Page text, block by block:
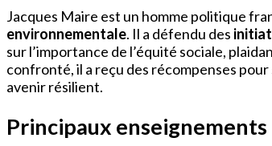
Jacques Maire est un homme politique
environnementale. Il a défendu des
sur l’importance de l’équité sociale,
confronté, il a reçu des récompenses
avenir résilient.
Principaux enseignements